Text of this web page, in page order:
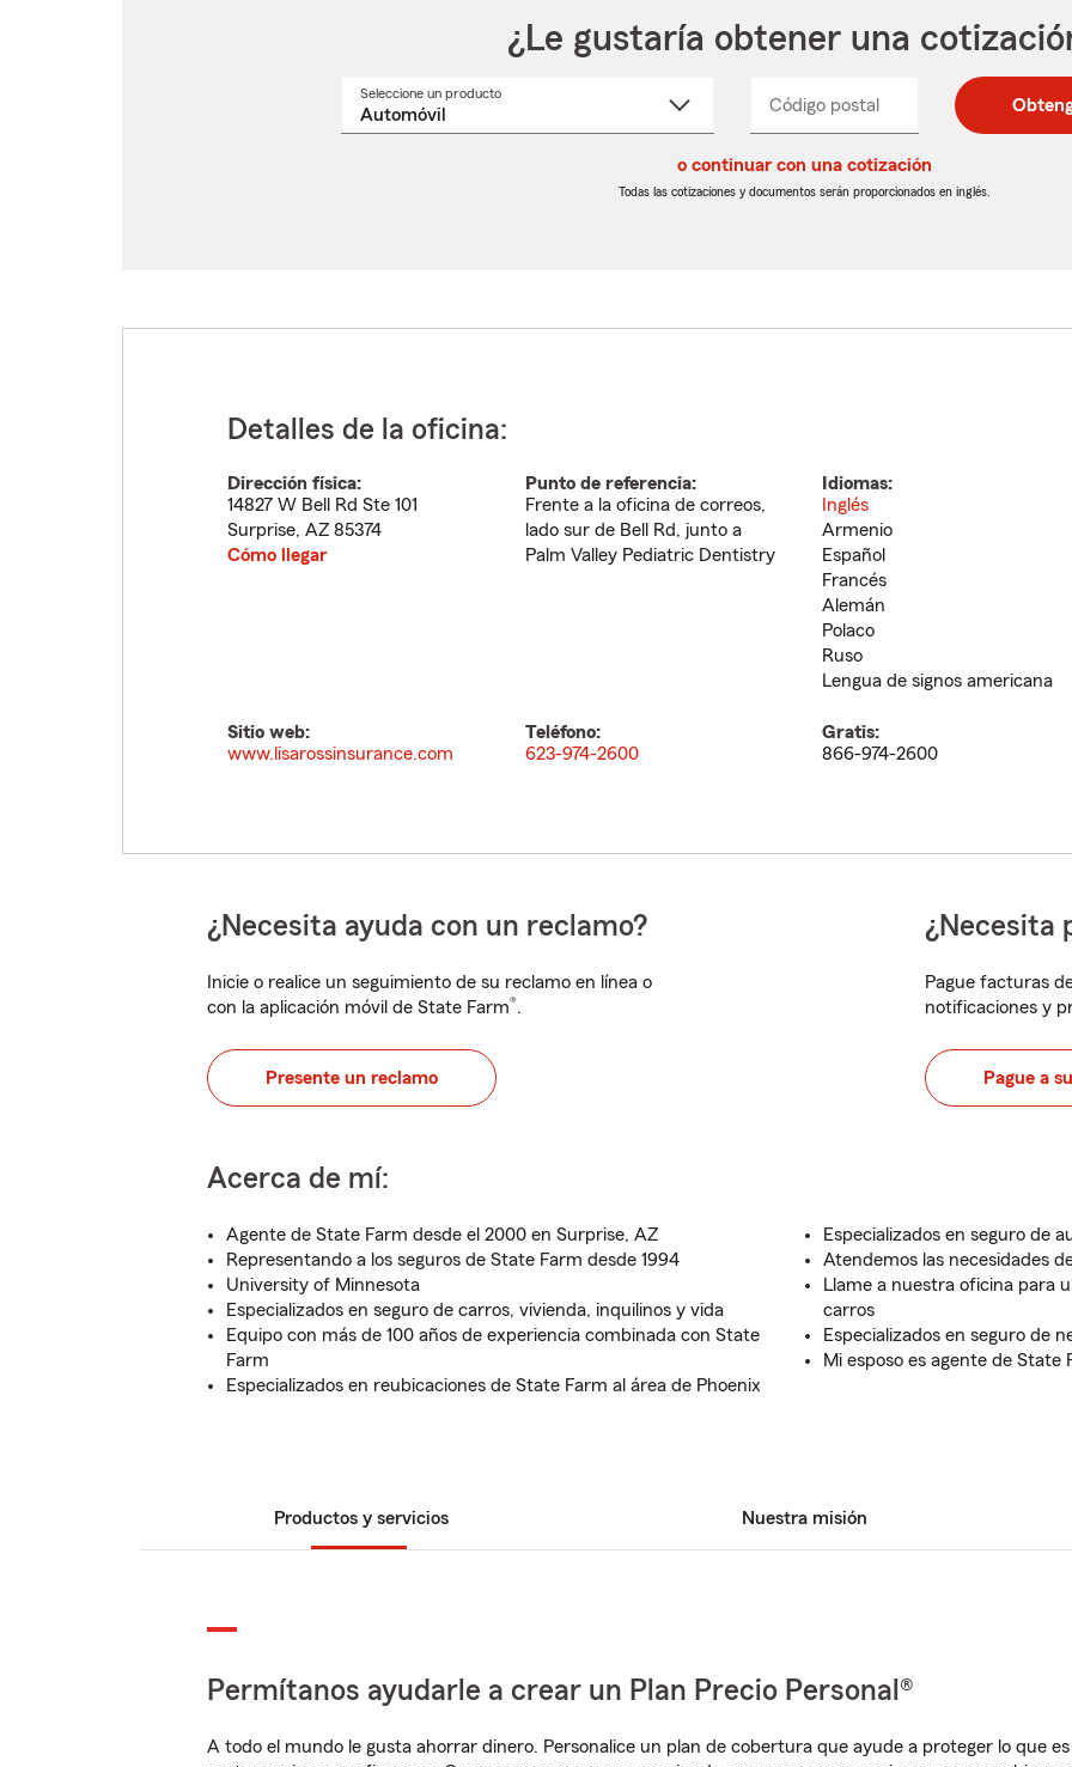
¿Le gustaría obtener una
Seleccione un productoSeleccione
Código postal
postal
de
postal
de
_____
o continuar con una cotización
Todas las cotizaciones y documentos serán proporcionados en inglés.
Detalles de la oficina:
Dirección física:
14827 W Bell Rd Ste 101
Surprise, AZ 85374
Cómo llegar
Punto de referencia:
Frente a la oficina de correos,
lado sur de Bell Rd, junto a
Palm Valley Pediatric Dentistry
Idiomas:
Inglés
Armenio
Español
Francés
Alemán
Polaco
Ruso
Lengua de signos americana
Sitio web:
www.lisarossinsurance.com
Teléfono:
623-974-2600
Gratis:
866-974-2600
¿Necesita ayuda con un reclamo?
Inicie o realice un seguimiento de su reclamo en línea o
con la aplicación móvil de State Farm®.
Presente un reclamo
¿Necesita
Pague facturas
notificaciones y
Pague a
Acerca de mí:
Agente de State Farm desde el 2000 en Surprise, AZ
Representando a los seguros de State Farm desde 1994
University of Minnesota
Especializados en seguro de carros, vivienda, inquilinos y vida
Equipo con más de 100 años de experiencia combinada con State
Farm
Especializados en reubicaciones de State Farm al área de Phoenix
Especializados en seguro de
Atendemos las necesidades
Llame a nuestra oficina para
carros
Especializados en seguro de
Mi esposo es agente de State
Productos y servicios Nuestra misión
Permítanos ayudarle a crear un Plan Precio Personal®
A todo el mundo le gusta ahorrar dinero. Personalice un plan de cobertura que ayude a proteger lo que